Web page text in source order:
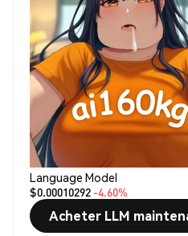
Language Model
$0.00010292 -4.60%
Acheter LLM